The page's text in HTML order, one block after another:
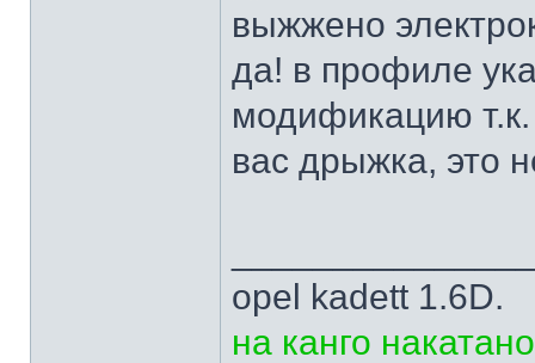
выжжено
да! в профиле
модификацию т.к.
вас дрыжка, это
opel kadett 1.6D.
на канго